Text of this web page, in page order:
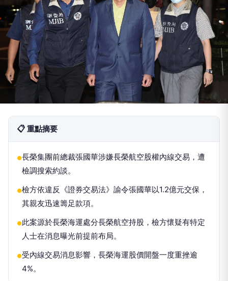
📋 重點摘要
●長榮集團前總裁張國華涉嫌長榮航空股權內線交易，遭
檢調搜索約談。
●檢方依違反《證券交易法》諭令張國華以1.2億元交保，
其親友迅速籌足款項。
●此案源於長榮海運處分長榮航空持股，檢方懷疑有特定
人士在消息曝光前提前布局。
●受內線交易消息影響，長榮海運股價開盤一度重挫逾
4%。